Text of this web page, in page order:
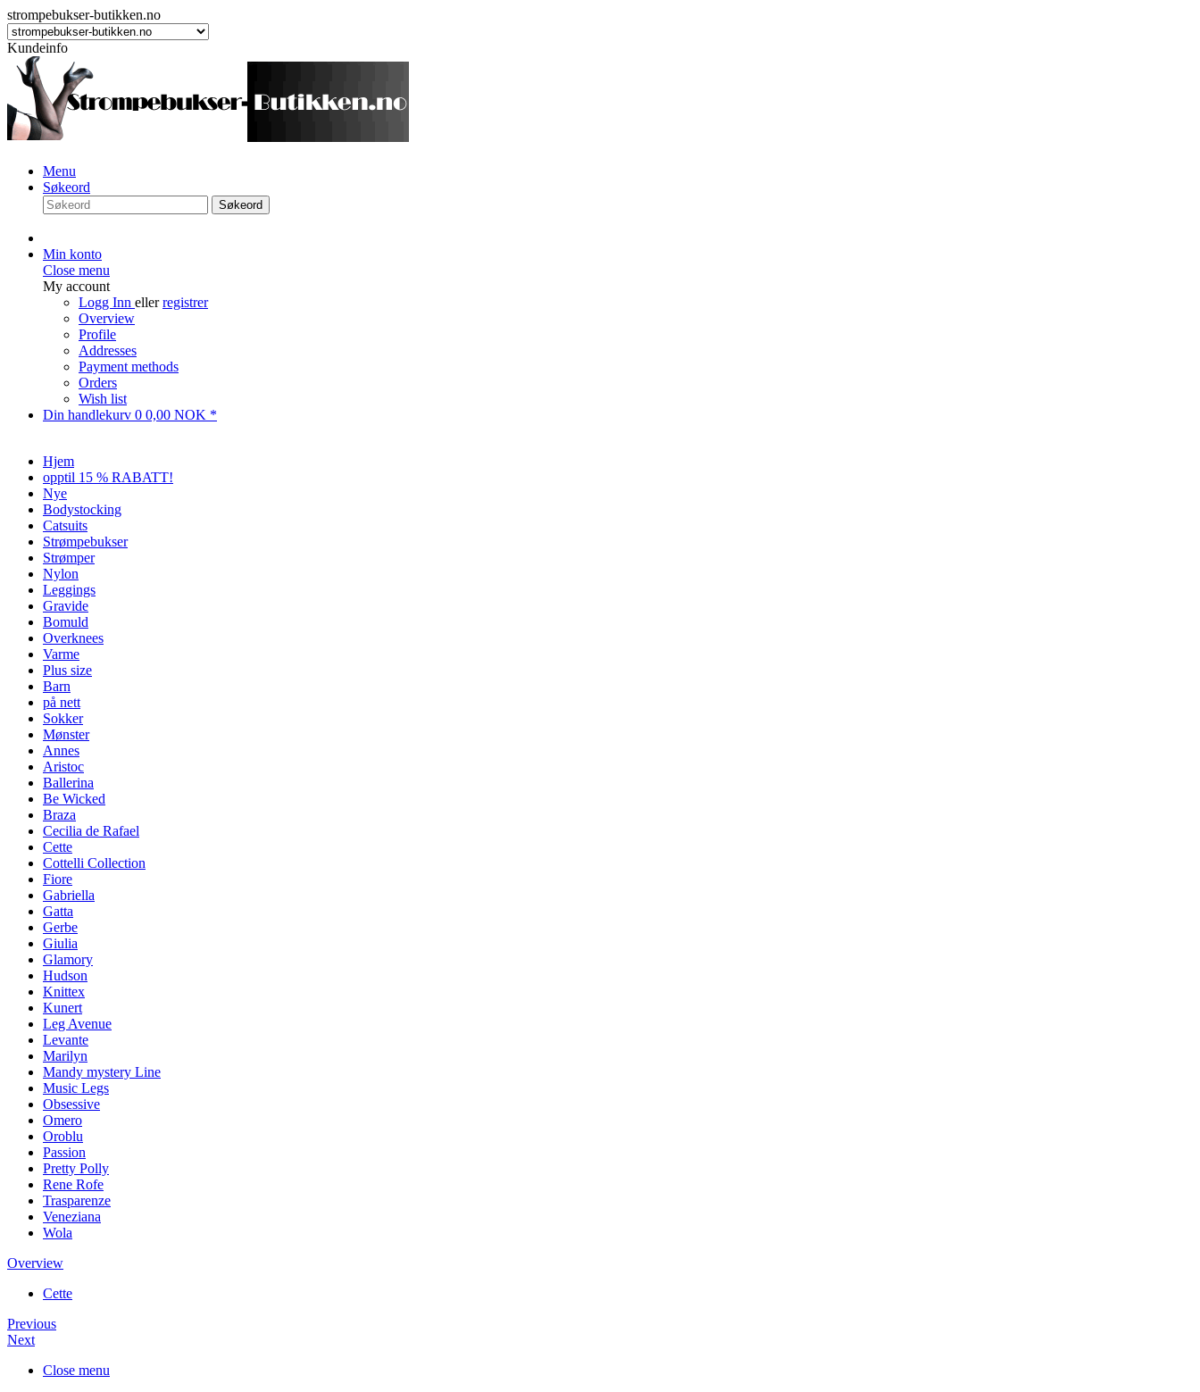
strompebukser-butikken.no
Kundeinfo
Menu
Søkeord
Søkeord
Min konto
Close menu
My account
Logg Inn ellerregistrer
Overview
Profile
Addresses
Payment methods
Orders
Wish list
Din handlekurv 0 0,00 NOK *
Hjem
opptil 15 % RABATT!
Nye
Bodystocking
Catsuits
Strømpebukser
Strømper
Nylon
Leggings
Gravide
Bomuld
Overknees
Varme
Plus size
Barn
på nett
Sokker
Mønster
Annes
Aristoc
Ballerina
Be Wicked
Braza
Cecilia de Rafael
Cette
Cottelli Collection
Fiore
Gabriella
Gatta
Gerbe
Giulia
Glamory
Hudson
Knittex
Kunert
Leg Avenue
Levante
Marilyn
Mandy mystery Line
Music Legs
Obsessive
Omero
Oroblu
Passion
Pretty Polly
Rene Rofe
Trasparenze
Veneziana
Wola
Overview
Cette
Previous
Next
Close menu